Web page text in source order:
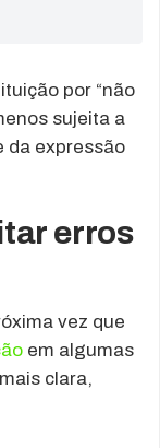
por “não
sujeita a
da expressão
erros
vez que
em algumas
clara,